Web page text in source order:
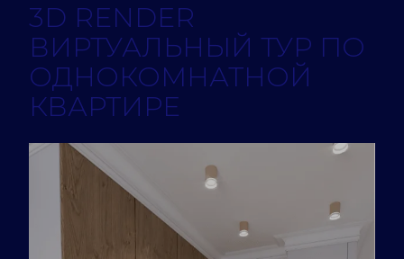
3D RENDER
ВИРТУАЛЬНЫЙ ТУР ПО
ОДНОКОМНАТНОЙ
КВАРТИРЕ